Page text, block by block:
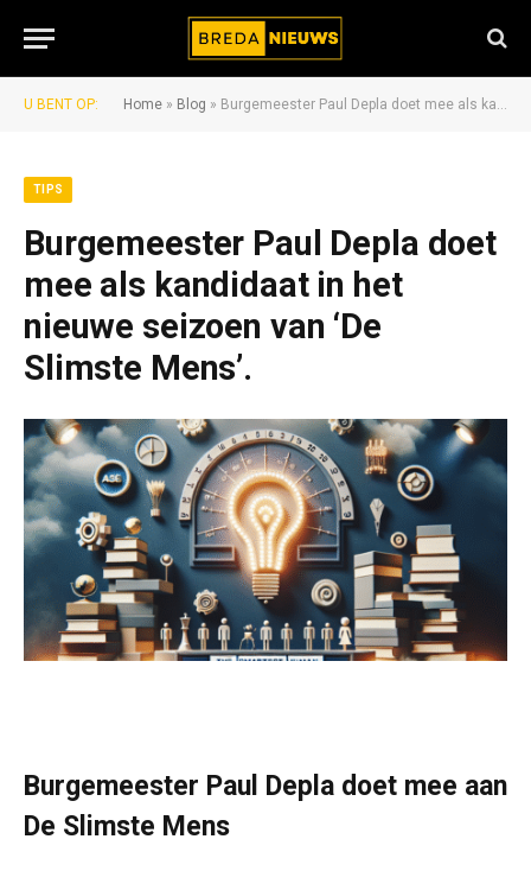
U BENT OP: Home » Blog » Burgemeester Paul Depla doet mee als kandidaat in het nieuwe seizoen van ‘De Slimste Mens’.
TIPS
Burgemeester Paul Depla doet
mee als kandidaat in het
nieuwe seizoen van ‘De
Slimste Mens’.
Burgemeester Paul Depla doet mee aan
De Slimste Mens